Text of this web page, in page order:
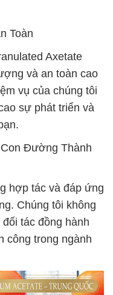
Toàn
Axetate
và an toàn cao
vụ của chúng tôi
sự phát triển và
Đường Thành
hợp tác và đáp ứng
Chúng tôi không
tác đồng hành
công trong ngành